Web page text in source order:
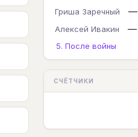
Гриша Заречный
—
Алексей Ивакин
—
5. После войны
СЧЁТЧИКИ